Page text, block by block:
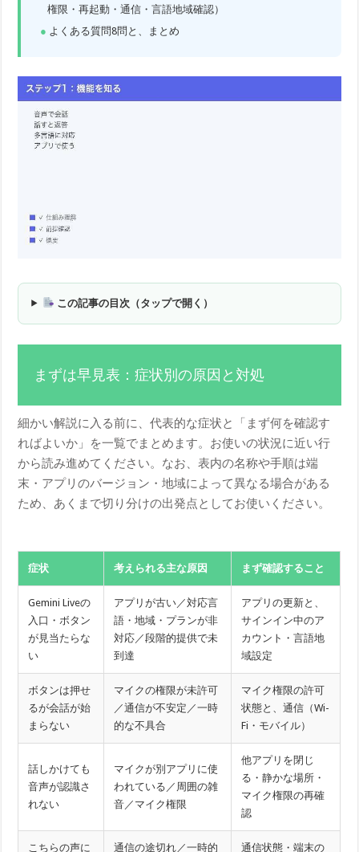
権限・再起動・通信・言語地域確認）
よくある質問8問と、まとめ
この記事の目次（タップで開く）
まずは早見表：症状別の原因と対処
細かい解説に入る前に、代表的な症状と「まず何を確認す
ればよいか」を一覧でまとめます。お使いの状況に近い行
から読み進めてください。なお、表内の名称や手順は端
末・アプリのバージョン・地域によって異なる場合がある
ため、あくまで切り分けの出発点としてお使いください。
症状 考えられる主な原因 まず確認すること
Gemini Liveの
入口・ボタン
が見当たらな
い
アプリが古い／対応言
語・地域・プランが非
対応／段階的提供で未
到達
アプリの更新と、
サインイン中のア
カウント・言語地
域設定
ボタンは押せ
るが会話が始
まらない
マイクの権限が未許可
／通信が不安定／一時
的な不具合
マイク権限の許可
状態と、通信（Wi-
Fi・モバイル）
話しかけても
音声が認識さ
れない
マイクが別アプリに使
われている／周囲の雑
音／マイク権限
他アプリを閉じ
る・静かな場所・
マイク権限の再確
認
こちらの声に
通信の途切れ／一時的
通信状態・端末の